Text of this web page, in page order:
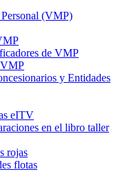
(VMP)
de VMP
y Entidades
eITV
en el libro taller
rojas
flotas